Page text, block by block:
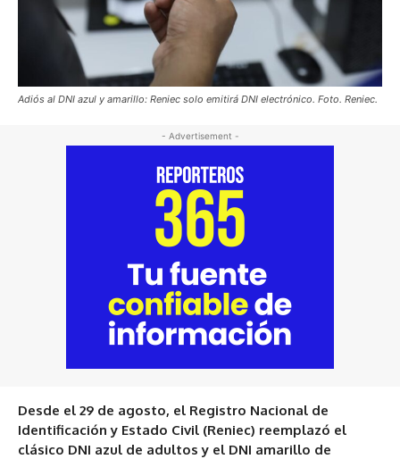
Adiós al DNI azul y amarillo: Reniec solo emitirá DNI electrónico. Foto. Reniec.
- Advertisement -
Desde el 29 de agosto, el Registro Nacional de
Identificación y Estado Civil (Reniec) reemplazó el
clásico DNI azul de adultos y el DNI amarillo de